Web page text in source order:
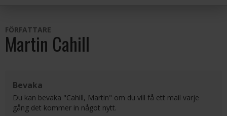
FÖRFATTARE
Martin Cahill
Bevaka
Du kan bevaka "Cahill, Martin" om du vill få ett mail varje
gång det kommer in något nytt.